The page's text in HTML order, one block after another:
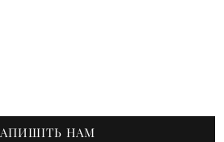
НАМ